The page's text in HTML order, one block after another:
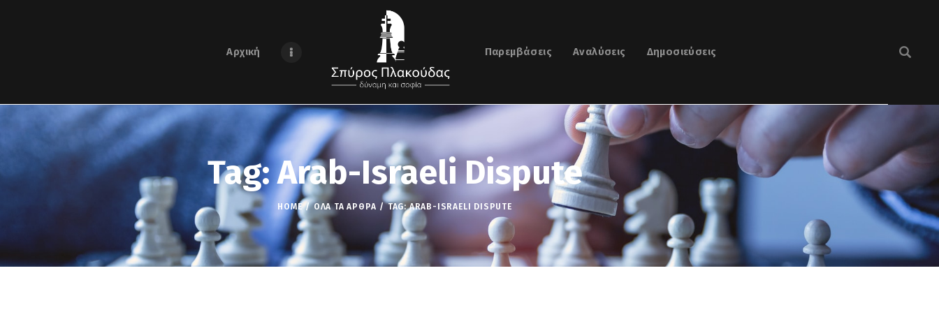
Αρχική Παρεμβάσεις Αναλύσεις Δημοσιεύσεις
Tag: Arab-Israeli Dispute
HOME ΌΛΑ ΤΑ ΆΡΘΡΑ TAG: ARAB-ISRAELI DISPUTE